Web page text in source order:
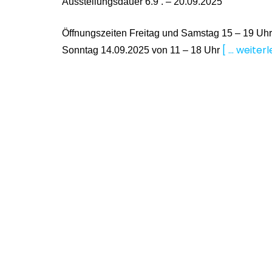
Öffnungszeiten Freitag und Samstag 15 – 19 Uhr
Sonntag 14.09.2025 von 11 – 18 Uhr [ …